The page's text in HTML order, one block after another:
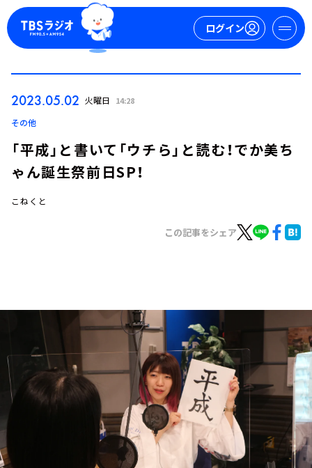
ログイン
お知らせ
イベント・グッズ
YouTube
会社情報
2023.05.02 火曜日 14:28
その他
「平成」と書いて「ウチら」と読む！でか美ち
ゃん誕生祭前日SP！
こねくと
この記事をシェア